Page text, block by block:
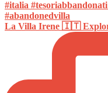
La Villa Irene 🇮🇹